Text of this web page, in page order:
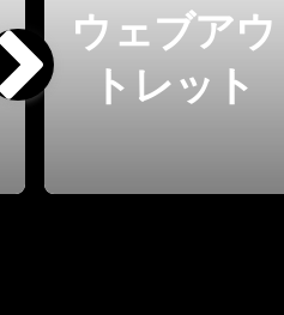
ウェブアウ
トレット